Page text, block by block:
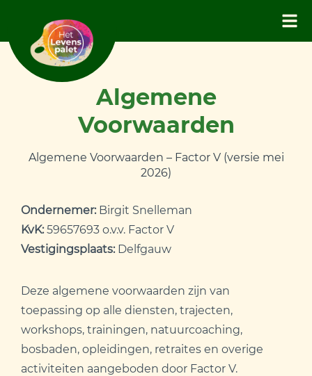
Algemene
Voorwaarden
Algemene Voorwaarden – Factor V (versie mei
2026)
Ondernemer:Birgit Snelleman
KvK:59657693 o.v.v. Factor V
Vestigingsplaats:Delfgauw
Deze algemene voorwaarden zijn van
toepassing op alle diensten, trajecten,
workshops, trainingen, natuurcoaching,
bosbaden, opleidingen, retraites en overige
activiteiten aangeboden door Factor V.